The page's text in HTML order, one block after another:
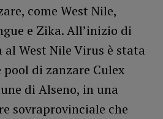
come West Nile,
e Zika. All’inizio di
West Nile Virus è stata
di zanzare Culex
di Alseno, in una
sovraprovinciale che